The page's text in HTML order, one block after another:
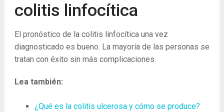
colitis linfocítica
El pronóstico de la colitis linfocítica una vez
diagnosticado es bueno. La mayoría de las personas se
tratan con éxito sin más complicaciones.
Lea también:
¿Qué es la colitis ulcerosa y cómo se produce?